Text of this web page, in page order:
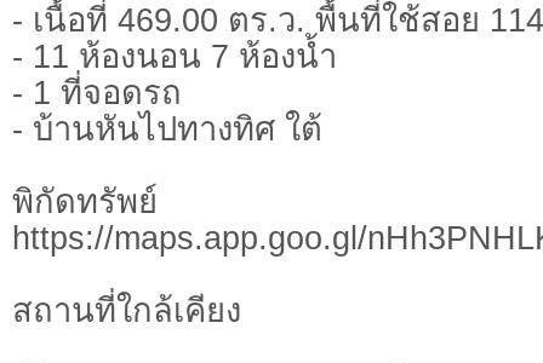
- เนื้อที่ 469.00 ตร.ว. พื้นที่ใช้สอย
- 11 ห้องนอน 7 ห้องน้ำ
- 1 ที่จอดรถ
- บ้านหันไปทางทิศ ใต้
พิกัดทรั
https://maps.app.goo.gl/
สถานที่ใกล้เคียง